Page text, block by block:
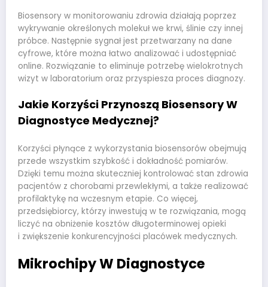
Biosensory w monitorowaniu zdrowia działają poprzez
wykrywanie określonych molekuł we krwi, ślinie czy innej
próbce. Następnie sygnał jest przetwarzany na dane
cyfrowe, które można łatwo analizować i udostępniać
online. Rozwiązanie to eliminuje potrzebę wielokrotnych
wizyt w laboratorium oraz przyspiesza proces diagnozy.
Jakie Korzyści Przynoszą Biosensory W
Diagnostyce Medycznej?
Korzyści płynące z wykorzystania biosensorów obejmują
przede wszystkim szybkość i dokładność pomiarów.
Dzięki temu można skuteczniej kontrolować stan zdrowia
pacjentów z chorobami przewlekłymi, a także realizować
profilaktykę na wczesnym etapie. Co więcej,
przedsiębiorcy, którzy inwestują w te rozwiązania, mogą
liczyć na obniżenie kosztów długoterminowej opieki
i zwiększenie konkurencyjności placówek medycznych.
Mikrochipy W Diagnostyce